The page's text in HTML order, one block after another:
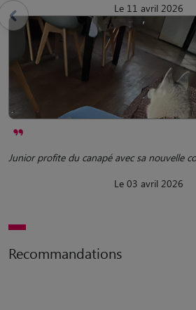
Le 11 avril 2026
Junior profite du canapé avec sa nouvelle
Le 03 avril 2026
Recommandations